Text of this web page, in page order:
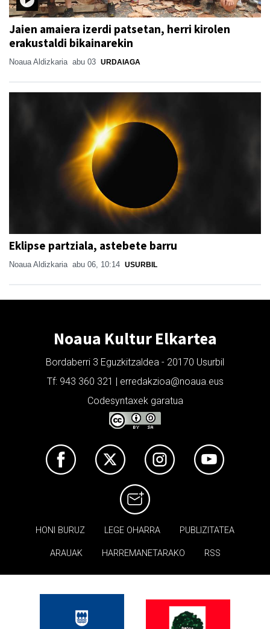
Jaien amaiera izerdi patsetan, herri kirolen
erakustaldi bikainarekin
Noaua Aldizkaria abu 03 URDAIAGA
Eklipse partziala, astebete barru
Noaua Aldizkaria abu 06, 10:14 USURBIL
Noaua Kultur Elkartea
Bordaberri 3 Eguzkitzaldea - 20170 Usurbil
Tf: 943 360 321 | erredakzioa@noaua.eus
Codesyntaxek garatua
HONI BURUZ LEGE OHARRA PUBLIZITATEA
ARAUAK HARREMANETARAKO RSS